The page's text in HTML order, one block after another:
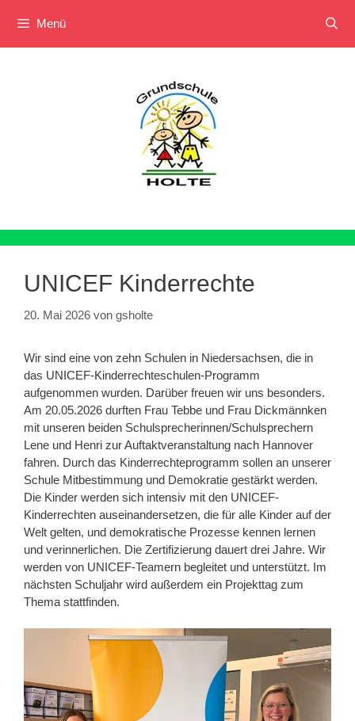
Menü
UNICEF Kinderrechte
20. Mai 2026 von gsholte
Wir sind eine von zehn Schulen in Niedersachsen, die in
das UNICEF-Kinderrechteschulen-Programm
aufgenommen wurden. Darüber freuen wir uns besonders.
Am 20.05.2026 durften Frau Tebbe und Frau Dickmännken
mit unseren beiden Schulsprecherinnen/Schulsprechern
Lene und Henri zur Auftaktveranstaltung nach Hannover
fahren. Durch das Kinderrechteprogramm sollen an unserer
Schule Mitbestimmung und Demokratie gestärkt werden.
Die Kinder werden sich intensiv mit den UNICEF-
Kinderrechten auseinandersetzen, die für alle Kinder auf der
Welt gelten, und demokratische Prozesse kennen lernen
und verinnerlichen. Die Zertifizierung dauert drei Jahre. Wir
werden von UNICEF-Teamern begleitet und unterstützt. Im
nächsten Schuljahr wird außerdem ein Projekttag zum
Thema stattfinden.